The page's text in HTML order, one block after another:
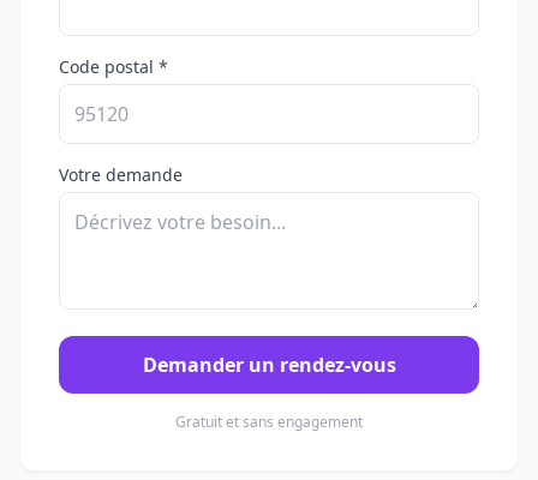
Code postal *
Votre demande
Demander un rendez-vous
Gratuit et sans engagement